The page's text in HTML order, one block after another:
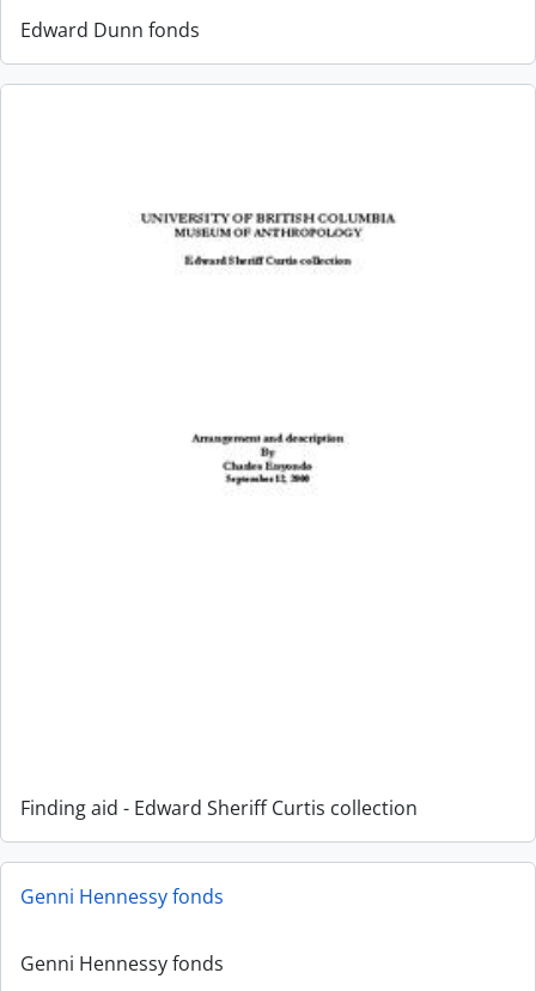
Edward Dunn fonds
Finding aid - Edward Sheriff Curtis collection
Genni Hennessy fonds
Genni Hennessy fonds